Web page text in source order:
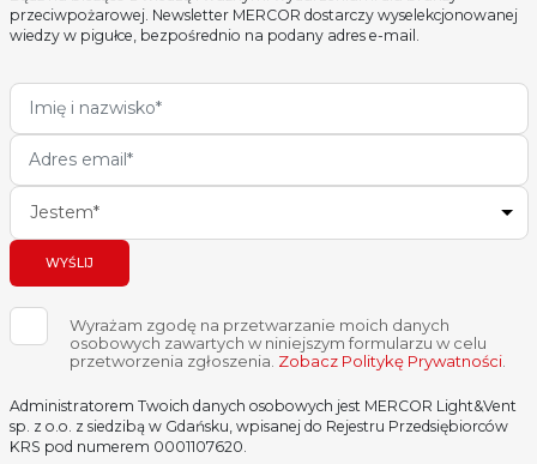
przeciwpożarowej. Newsletter MERCOR dostarczy wyselekcjonowanej
wiedzy w pigułce, bezpośrednio na podany adres e-mail.
Jestem*
WYŚLIJ
Wyrażam zgodę na przetwarzanie moich danych
osobowych zawartych w niniejszym formularzu w celu
przetworzenia zgłoszenia. Zobacz Politykę Prywatności.
Administratorem Twoich danych osobowych jest MERCOR Light&Vent
sp. z o.o. z siedzibą w Gdańsku, wpisanej do Rejestru Przedsiębiorców
KRS pod numerem 0001107620.